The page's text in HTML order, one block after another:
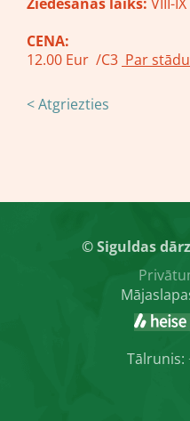
CENA:
12.00 Eur /C3 Par
< Atgriezties
© Siguldas
Tālrunis: